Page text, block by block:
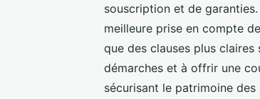
souscription et de
meilleure prise en compte
que des clauses plus
démarches et à offrir une
sécurisant le patrimoine